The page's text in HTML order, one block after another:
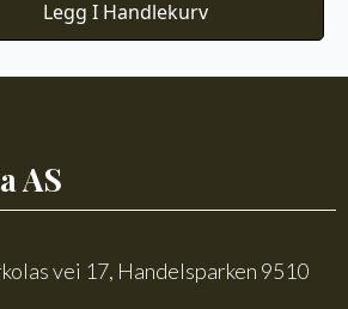
Legg I Handlekurv
AS
vei 17, Handelsparken 9510